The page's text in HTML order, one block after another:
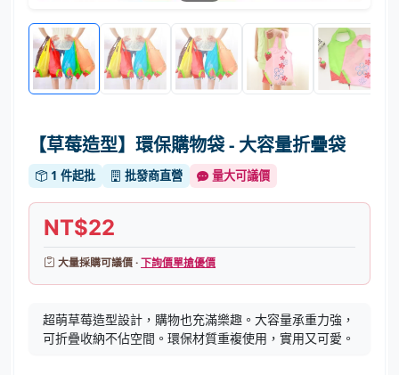
【草莓造型】環保購物袋 - 大容量折疊袋
1 件起批 批發商直營 量大可議價
NT$22
大量採購可議價 ·下詢價單搶優價
超萌草莓造型設計，購物也充滿樂趣。大容量承重力強，
可折疊收納不佔空間。環保材質重複使用，實用又可愛。